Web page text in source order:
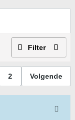
Filter
2 Volgende